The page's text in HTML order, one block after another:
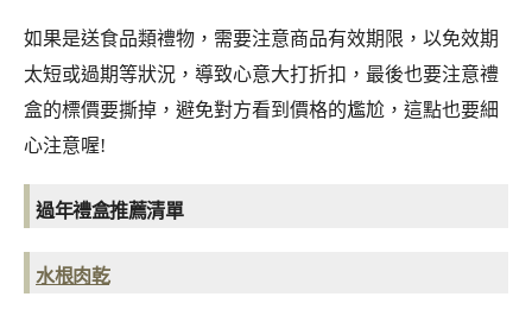
如果是送食品類禮物，需要注意商品有效期限，以免效期
太短或過期等狀況，導致心意大打折扣，最後也要注意禮
盒的標價要撕掉，避免對方看到價格的尷尬，這點也要細
心注意喔!
過年禮盒推薦清單
水根肉乾